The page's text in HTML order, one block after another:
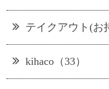
テイクアウト(お
kihaco（33）